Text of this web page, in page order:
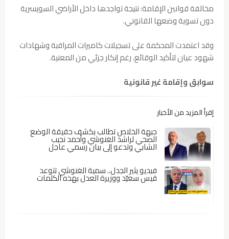
مخالفة قوانين الإقامة: نتيجة تواجدها داخل الأراضي السويسرية
دون تسوية وضعها القانوني.
وقد اعتمدت المحكمة على تسجيلات كاميرات المراقبة وشهادات
شهود عيان لتأكيد الوقائع، رغم إنكار جزئي من المعنية.
سوابق وإقامة غير قانونية
إقرأ المزيد من الأخبار
جبهة الخلاص تطالب بكشف حقيقة الوضع
الصحي لراشد الغنوشي وأحمد نجيب
الشابي وتدعو إلى بيان رسمي عاجل
فيديو يثير الجدل.. سمية الغنوشي تتوعد
قيس سعيّد ووزيرة العدل بهذه الكلمات